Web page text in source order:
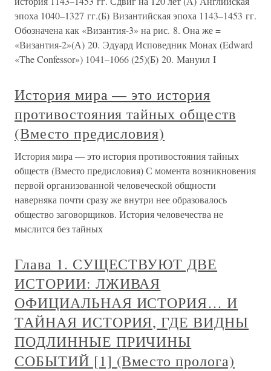
эпоха 1040–1327 гг.(Б) Византийская эпоха 1143–1453 гг.
Обозначена как «Византия-3» на рис. 8. Она же =
«Византия-2»(А) 20. Эдуард Исповедник Монах (Edward
«The Confessor») 1041–1066 (25)(Б) 20. Мануил I
История мира — это история
противостояния тайных обществ
(Вместо предисловия)
История мира — это история противостояния тайных
обществ (Вместо предисловия) С момента возникновения
первой организованной человеческой общности
наверняка почти сразу же внутри нее образовалось
общество заговорщиков. История человечества не
мыслится без тайных
Глава 1. СУЩЕСТВУЮТ ДВЕ
ИСТОРИИ: ЛЖИВАЯ
ОФИЦИАЛЬНАЯ ИСТОРИЯ… И
ТАЙНАЯ ИСТОРИЯ, ГДЕ ВИДНЫ
ПОДЛИННЫЕ ПРИЧИНЫ
СОБЫТИЙ [1] (Вместо пролога)